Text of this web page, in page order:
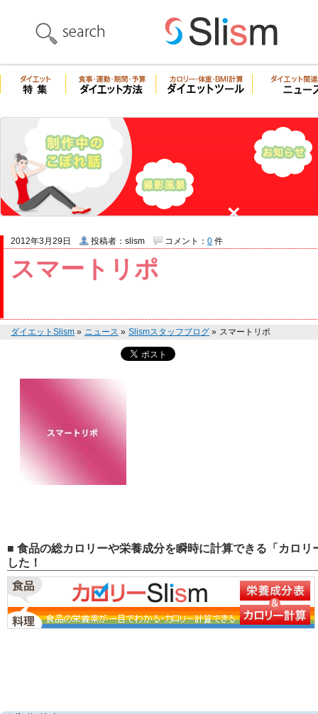
スマートリポ
2012年3月29日 投稿者：slism コメント： 0 件
ダイエットSlism » ニュース » Slismスタッフブログ » スマートリポ
■ 食品の総カロリーや栄養成分を瞬時に計算できる「カロ
した！